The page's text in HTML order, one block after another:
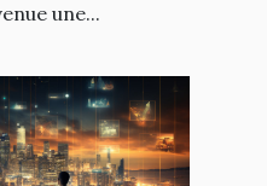
une...